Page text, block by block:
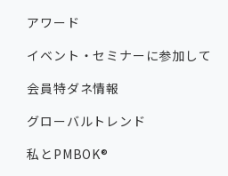
アワード
イベント・セミナーに参加して
会員特ダネ情報
グローバルトレンド
私とPMBOK®